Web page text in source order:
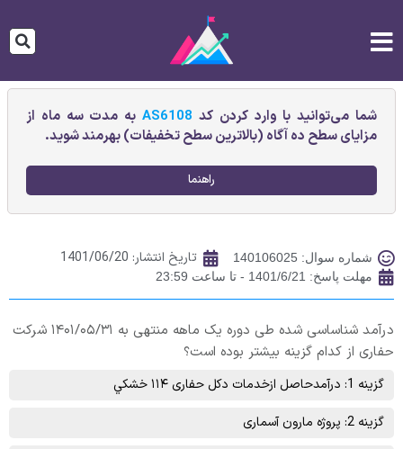
شما می‌توانید با وارد کردن کد AS6108به مدت سه ماه از
مزایای سطح ده آگاه (بالاترین سطح تخفیفات) بهرمند شوید.
راهنما
شماره سوال: 140106025 تاریخ انتشار: 1401/06/20
مهلت پاسخ: 1401/6/21 - تا ساعت 23:59
درآمد شناساسی شده طی دوره یک ماهه منتهی به ۱۴۰۱/۰۵/۳۱ شرکت
حفاری از کدام گزینه بیشتر بوده است؟
گزینه 1: درآمدحاصل ازخدمات دکل حفاری ۱۱۴ خشکي
گزینه 2: پروژه مارون آسماری